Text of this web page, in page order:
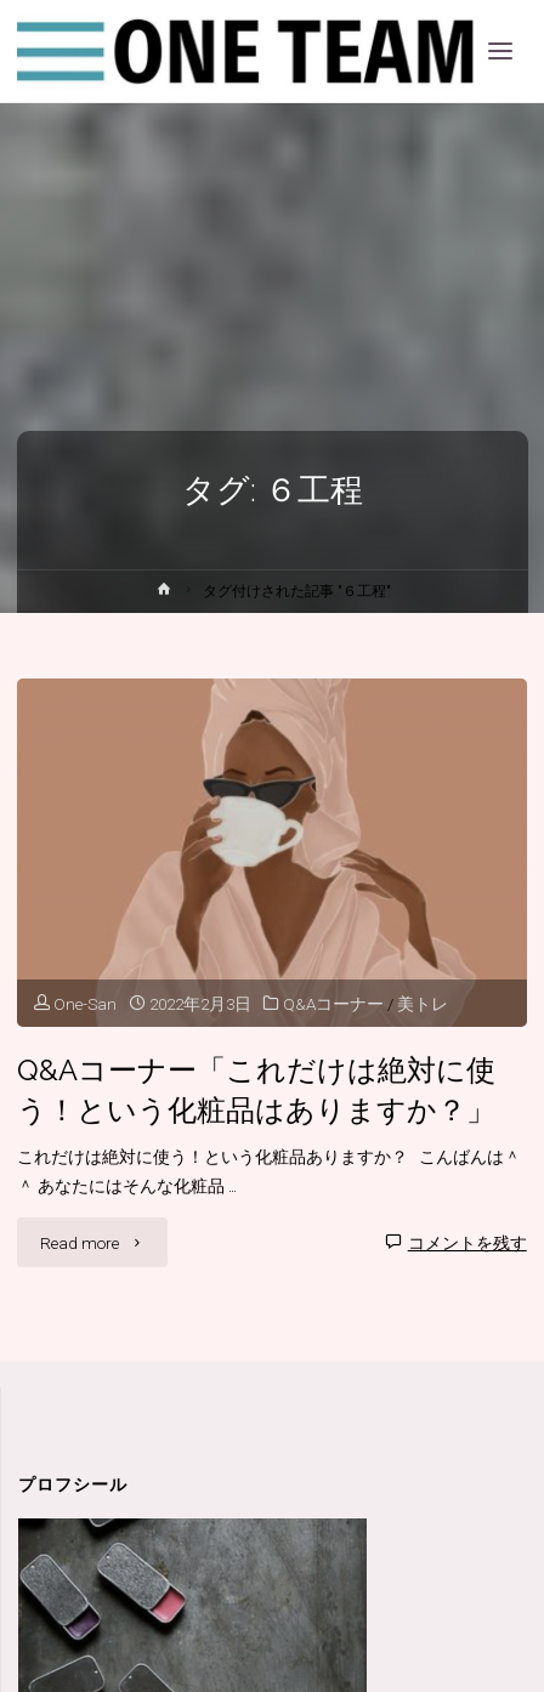
ちー
む
タグ: ６工程
ー
タグ付けされた記事 "６工程"
One-San 2022年2月3日 Q&Aコーナー / 美トレ
Q&Aコーナー「これだけは絶対に使
う！という化粧品はありますか？」
これだけは絶対に使う！という化粧品ありますか？ こんばんは＾
＾ あなたにはそんな化粧品 …
Read more "Q&A
「こ
れ
だ
け
は
コメントを残す
プロフシール